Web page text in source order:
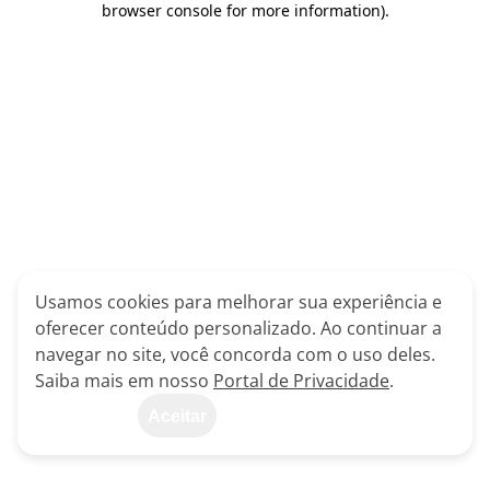
browser console for more information).
Usamos cookies para melhorar sua experiência e
oferecer conteúdo personalizado. Ao continuar a
navegar no site, você concorda com o uso deles.
Saiba mais em nosso Portal de Privacidade.